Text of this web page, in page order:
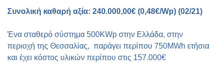
Συνολική καθαρή αξία: 240.000,00€ (0,48€/Wp) (02/21)
Ένα σταθερό σύστημα 500ΚWp στην Ελλάδα, στην
περιοχή της Θεσσαλίας, παράγει περίπου 750ΜWh ετήσια
και έχει κόστος υλικών περίπου στις 157.000€